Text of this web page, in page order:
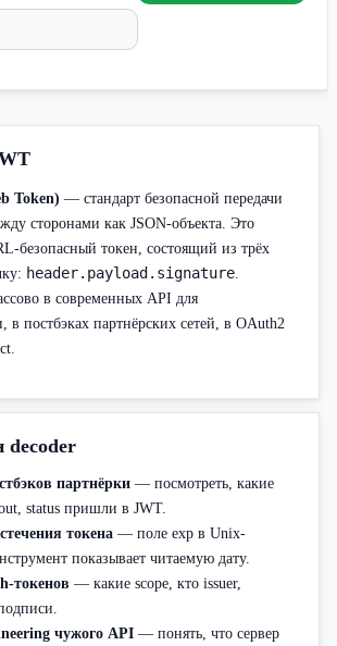
Token) — стандарт безопасной передачи
сторонами как JSON-объекта. Это
безопасный токен, состоящий из трёх
header.payload.signature.
в современных API для
в постбэках партнёрских сетей, в OAuth2
decoder
партнёрки — посмотреть, какие
status пришли в JWT.
токена — поле exp в Unix-
показывает читаемую дату.
токенов — какие scope, кто issuer,
чужого API — понять, что сервер